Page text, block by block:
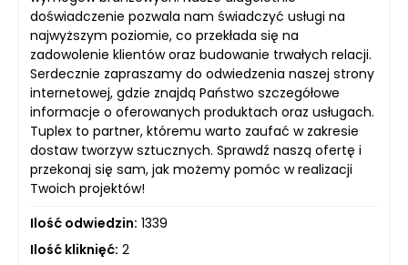
doświadczenie pozwala nam świadczyć usługi na
najwyższym poziomie, co przekłada się na
zadowolenie klientów oraz budowanie trwałych relacji.
Serdecznie zapraszamy do odwiedzenia naszej strony
internetowej, gdzie znajdą Państwo szczegółowe
informacje o oferowanych produktach oraz usługach.
Tuplex to partner, któremu warto zaufać w zakresie
dostaw tworzyw sztucznych. Sprawdź naszą ofertę i
przekonaj się sam, jak możemy pomóc w realizacji
Twoich projektów!
Ilość odwiedzin: 1339
Ilość kliknięć: 2